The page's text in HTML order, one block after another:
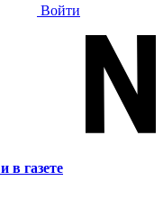
Войти
и в газете